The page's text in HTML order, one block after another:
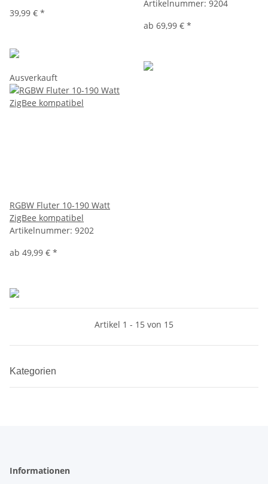
39,99 € *
Artikelnummer: 9204
ab 69,99 € *
Ausverkauft
RGBW Fluter 10-190 Watt
ZigBee kompatibel
Artikelnummer: 9202
ab 49,99 € *
Artikel 1 - 15 von 15
Kategorien
Informationen